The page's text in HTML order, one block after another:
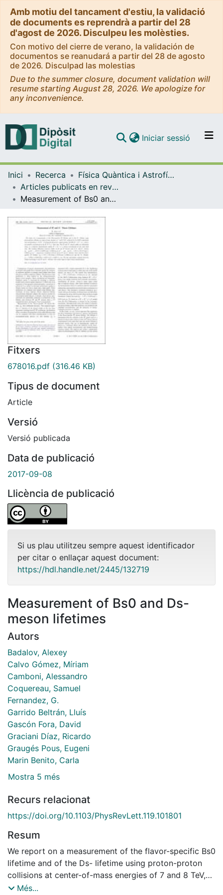
Amb motiu del tancament d'estiu, la validació
de documents es reprendrà a partir del 28
d'agost de 2026. Disculpeu les molèsties.
Con motivo del cierre de verano, la validación de
documentos se reanudará a partir del 28 de agosto
de 2026. Disculpad las molestias
Due to the summer closure, document validation will
resume starting August 28, 2026. We apologize for
any inconvenience.
Navega per tot el DD
Contacte
Iniciar sessió (current)
Inici Recerca
Física Quàntica i Astrofísica
Articles publicats en revistes (Física Quàntica i Astrofísica)
Measurement of Bs0 and Ds- meson lifetimes
Fitxers
678016.pdf (316.46 KB)
Tipus de document
Article
Versió
Versió publicada
Data de publicació
2017-09-08
Llicència de publicació
Si us plau utilitzeu sempre aquest identificador
per citar o enllaçar aquest document:
https://hdl.handle.net/2445/132719
Measurement of Bs0 and Ds-
meson lifetimes
Autors
Badalov, Alexey
Calvo Gómez, Míriam
Camboni, Alessandro
Coquereau, Samuel
Fernandez, G.
Garrido Beltrán, Lluís
Gascón Fora, David
Graciani Díaz, Ricardo
Graugés Pous, Eugeni
Marin Benito, Carla
Mostra 5 més
Recurs relacionat
https://doi.org/10.1103/PhysRevLett.119.101801
Resum
We report on a measurement of the flavor-specific Bs0
lifetime and of the Ds- lifetime using proton-proton
collisions at center-of-mass energies of 7 and 8 TeV,
collected by the LHCb experiment and corresponding
Més...